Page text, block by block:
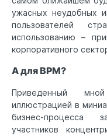
ужасных неудобных
пользователей
использованию –
корпоративного
А для BPM?
Приведенный
иллюстрацией в
бизнес-процесса
участников